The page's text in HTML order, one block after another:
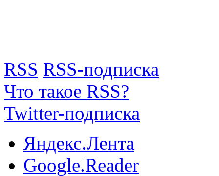
RSS RSS-подписка
Что такое RSS?
Twitter-подписка
Яндекс.Лента
Google.Reader